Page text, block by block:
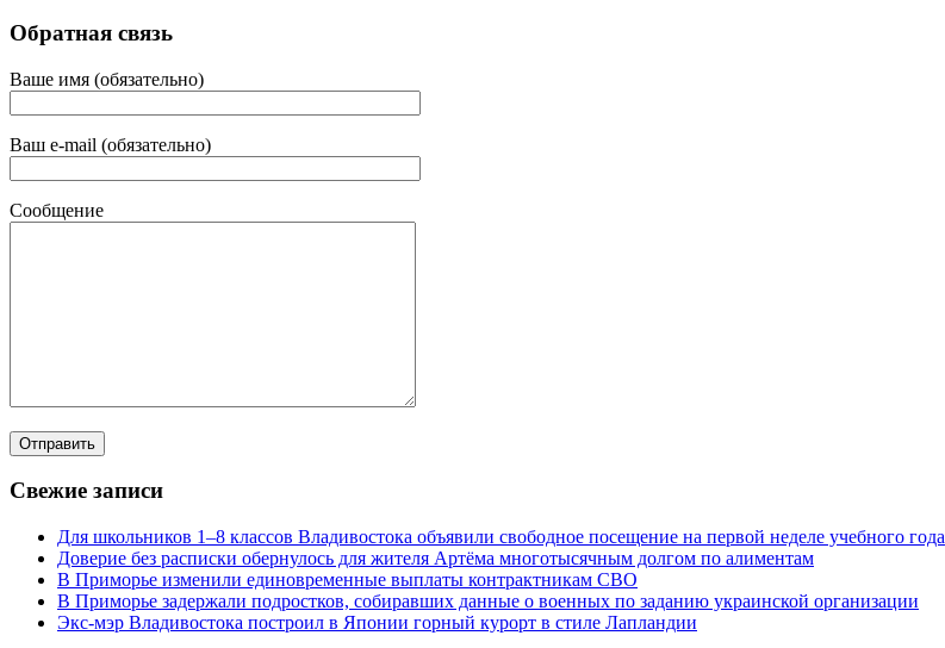
Обратная связь
Ваше имя (обязательно)
Ваш e-mail (обязательно)
Сообщение
Свежие записи
Для школьников 1–8 классов Владивостока объявили свободное посещение на первой неделе учебного года
Доверие без расписки обернулось для жителя Артёма многотысячным долгом по алиментам
В Приморье изменили единовременные выплаты контрактникам СВО
В Приморье задержали подростков, собиравших данные о военных по заданию украинской организации
Экс-мэр Владивостока построил в Японии горный курорт в стиле Лапландии